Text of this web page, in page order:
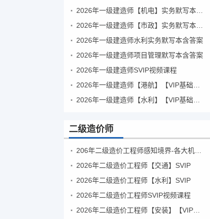
2026年一级建造师水利实务默写本含答案
2026年一级建造师项目管理默写本含答案
2026年一级建造师SVIP视频课程
二级造价师
2026年二级造价工程师【交通】SVIP
2026年二级造价工程师【水利】SVIP
2026年二级造价工程师SVIP视频课程